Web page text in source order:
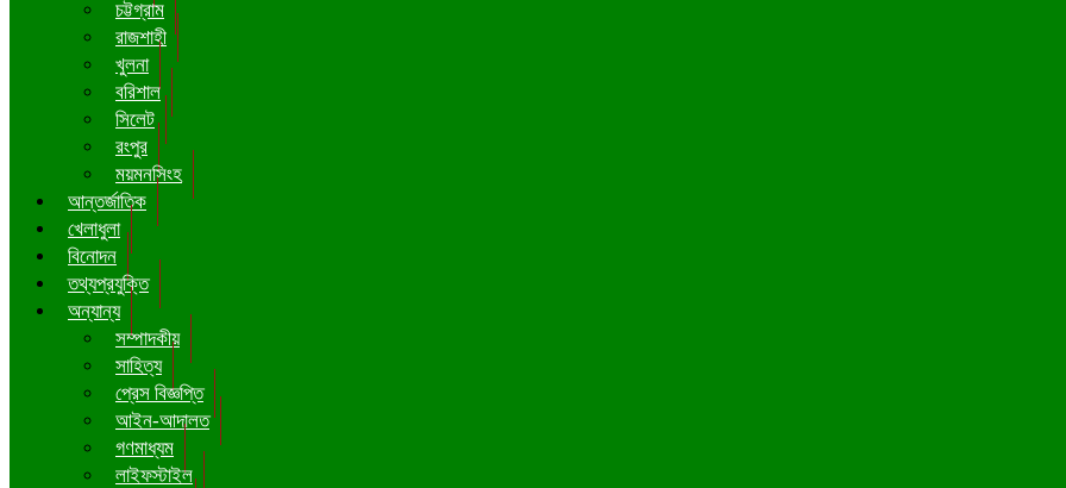
চট্টগ্রাম
রাজশাহী
খুলনা
বরিশাল
সিলেট
রংপুর
ময়মনসিংহ
আন্তর্জাতিক
খেলাধুলা
বিনোদন
তথ্যপ্রযুক্তি
অন্যান্য
সম্পাদকীয়
সাহিত্য
প্রেস বিজ্ঞপ্তি
আইন-আদালত
গণমাধ্যম
লাইফস্টাইল